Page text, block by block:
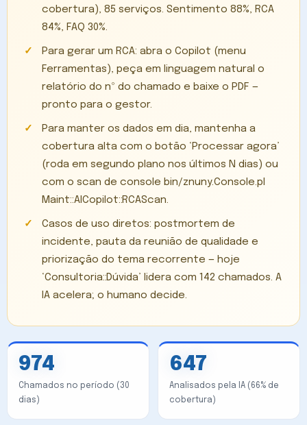
cobertura), 85 serviços. Sentimento 88%, RCA
84%, FAQ 30%.
Para gerar um RCA: abra o Copilot (menu
Ferramentas), peça em linguagem natural o
relatório do nº do chamado e baixe o PDF —
pronto para o gestor.
Para manter os dados em dia, mantenha a
cobertura alta com o botão ‘Processar agora’
(roda em segundo plano nos últimos N dias) ou
com o scan de console bin/znuny.Console.pl
Maint::AICopilot::RCAScan.
Casos de uso diretos: postmortem de
incidente, pauta da reunião de qualidade e
priorização do tema recorrente — hoje
‘Consultoria::Dúvida’ lidera com 142 chamados. A
IA acelera; o humano decide.
974
Chamados no período (30
dias)
647
Analisados pela IA (66% de
cobertura)